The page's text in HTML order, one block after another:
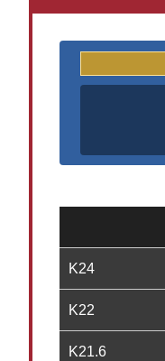
K24
K22
K21.6